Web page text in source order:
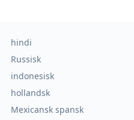
hindi
Russisk
indonesisk
hollandsk
Mexicansk spansk